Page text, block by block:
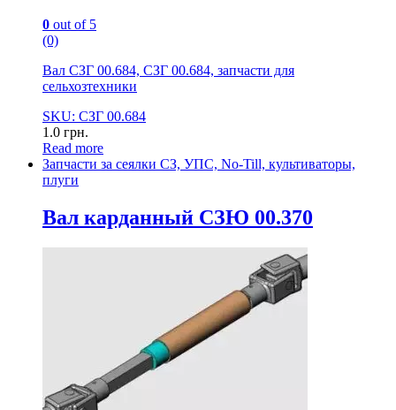
0 out of 5
(0)
Вал СЗГ 00.684, СЗГ 00.684, запчасти для
сельхозтехники
SKU: СЗГ 00.684
1.0 грн.
Read more
Запчасти за сеялки СЗ, УПС, No-Till, культиваторы,
плуги
Вал карданный СЗЮ 00.370